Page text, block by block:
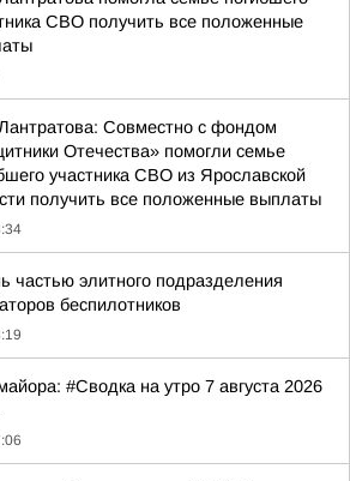
СВО получить все положенные
Совместно с фондом
Отечества» помогли семье
участника СВО из Ярославской
получить все положенные выплаты
частью элитного подразделения
беспилотников
#Сводка на утро 7 августа 2026